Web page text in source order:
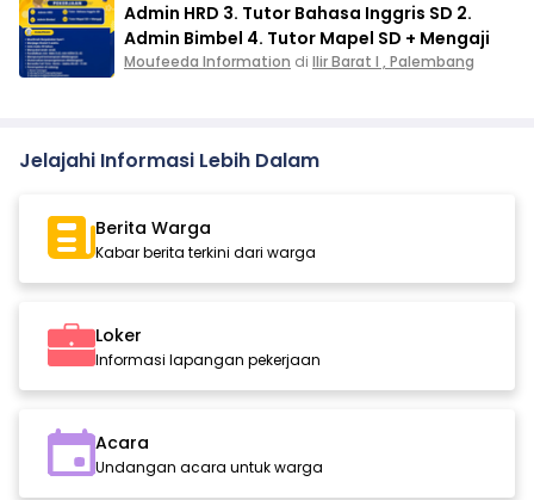
Admin HRD 3. Tutor Bahasa Inggris SD 2.
Admin Bimbel 4. Tutor Mapel SD + Mengaji
Moufeeda Information di Ilir Barat I , Palembang
Jelajahi Informasi Lebih Dalam
Berita Warga
Kabar berita terkini dari warga
Loker
Informasi lapangan pekerjaan
Acara
Undangan acara untuk warga